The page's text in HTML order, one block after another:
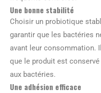
Une bonne stabilité
Choisir un probiotique
garantir que les bactéries
avant leur consommation.
que le produit est
aux bactéries.
Une adhésion efficace